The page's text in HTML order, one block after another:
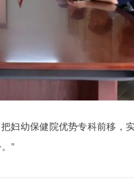
妇幼保健院优势专科前移，
”